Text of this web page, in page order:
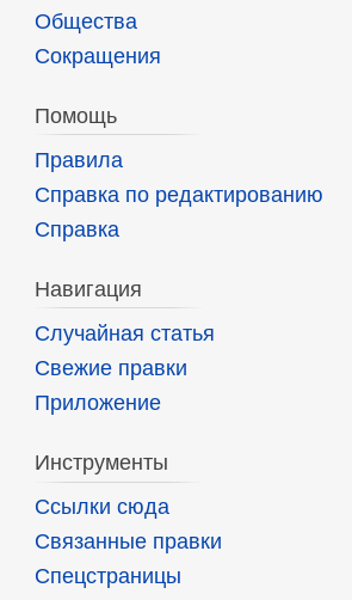
Общества
Сокращения
Помощь
Правила
Справка по редактированию
Справка
Навигация
Случайная статья
Свежие правки
Приложение
Инструменты
Ссылки сюда
Связанные правки
Спецстраницы